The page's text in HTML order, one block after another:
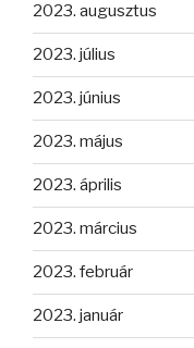
2023. augusztus
2023. július
2023. június
2023. május
2023. április
2023. március
2023. február
2023. január